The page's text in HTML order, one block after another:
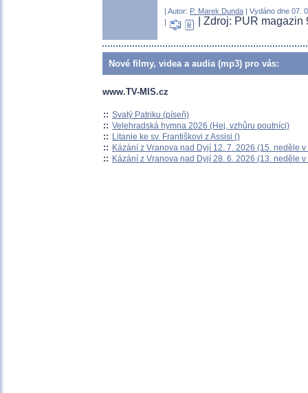
| Autor: P. Marek Dunda | Vydáno dne 07.
|
| Zdroj: PUR magazin
Nové filmy, videa a audia (mp3) pro vás:
www.TV-MIS.cz
:: Svatý Patriku (píseň)
:: Velehradská hymna 2026 (Hej, vzhůru poutníci)
:: Litanie ke sv. Františkovi z Assisi ()
:: Kázání z Vranova nad Dyjí 12. 7. 2026 (15. neděle
:: Kázání z Vranova nad Dyjí 28. 6. 2026 (13. neděle